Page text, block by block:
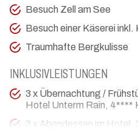
Besuch Zell am See
Besuch einer Käserei
Traumhafte Bergkulisse
INKLUSIVLEISTUNGEN
3 x Übernachtung /
Hotel Unterm Rain, 4****
3 x Abendessen im Hotel,